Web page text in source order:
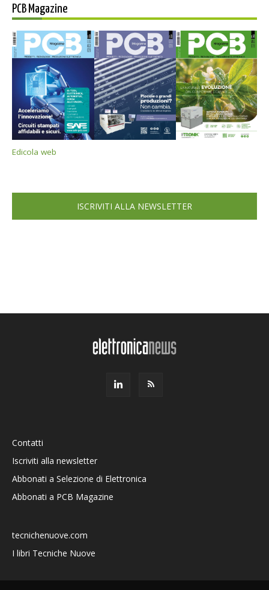
PCB Magazine
Edicola web
ISCRIVITI ALLA NEWSLETTER
Contatti
Iscriviti alla newsletter
Abbonati a Selezione di Elettronica
Abbonati a PCB Magazine
tecnichenuove.com
I libri Tecniche Nuove